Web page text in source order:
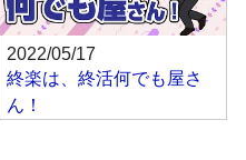
2022/05/17
終楽は、終活何でも屋さ
ん！